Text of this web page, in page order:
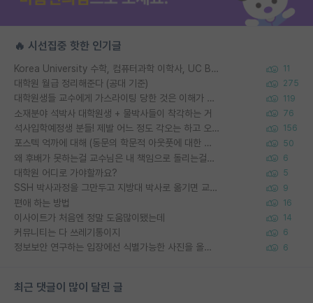
🔥 시선집중 핫한 인기글
Korea University 수학, 컴퓨터과학 이학사, UC Berkeley 산업공학 대학원 공학박사가 되는 것은 쉽지 않겠죠? 11
대학원 월급 정리해준다 (공대 기준) 275
대학원생들 교수에게 가스라이팅 당한 것은 이해가 갑니다. 안타깝네요. 119
소재분야 석박사 대학원생 + 물박사들이 착각하는 거 76
석사입학예정생 분들! 제발 어느 정도 각오는 하고 오세요. 156
포스텍 억까에 대해 (동문의 학문적 아웃풋에 대한 반박) 50
왜 후배가 못하는걸 교수님은 내 책임으로 돌리는걸까요? 6
대학원 어디로 가야할까요? 5
SSH 박사과정을 그만두고 지방대 박사로 옮기면 교수의 꿈은 끝일까요? 9
편애 하는 방법 16
이사이트가 처음엔 정말 도움많이됐는데 14
커뮤니티는 다 쓰레기통이지 6
정보보안 연구하는 입장에선 식별가능한 사진을 올리는건 비추이긴함 6
최근 댓글이 많이 달린 글